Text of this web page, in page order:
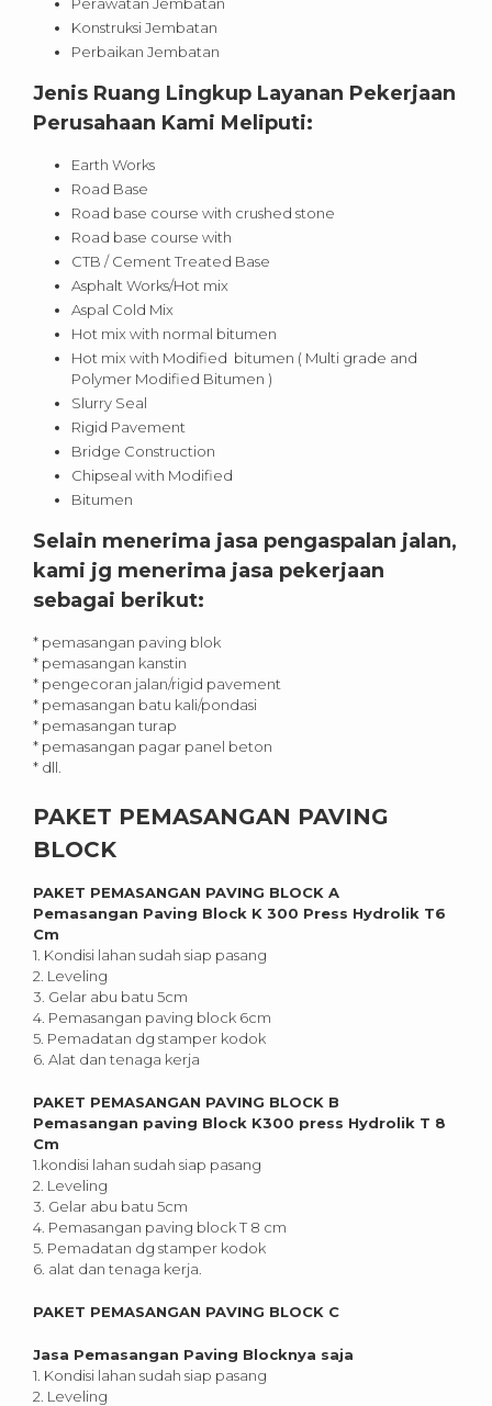
Konstruksi Jembatan
Perbaikan Jembatan
Jenis Ruang Lingkup Layanan Pekerjaan
Perusahaan Kami Meliputi:
Earth Works
Road Base
Road base course with crushed stone
Road base course with
CTB / Cement Treated Base
Asphalt Works/Hot mix
Aspal Cold Mix
Hot mix with normal bitumen
Hot mix with Modified bitumen ( Multi grade and
Polymer Modified Bitumen )
Slurry Seal
Rigid Pavement
Bridge Construction
Chipseal with Modified
Bitumen
Selain menerima jasa pengaspalan jalan,
kami jg menerima jasa pekerjaan
sebagai berikut:
* pemasangan paving blok
* pemasangan kanstin
* pengecoran jalan/rigid pavement
* pemasangan batu kali/pondasi
* pemasangan turap
* pemasangan pagar panel beton
* dll.
PAKET PEMASANGAN PAVING
BLOCK
PAKET PEMASANGAN PAVING BLOCK A
Pemasangan Paving Block K 300 Press Hydrolik T6
Cm
1. Kondisi lahan sudah siap pasang
2. Leveling
3. Gelar abu batu 5cm
4. Pemasangan paving block 6cm
5. Pemadatan dg stamper kodok
6. Alat dan tenaga kerja
PAKET PEMASANGAN PAVING BLOCK B
Pemasangan paving Block K300 press Hydrolik T 8
Cm
1.kondisi lahan sudah siap pasang
2. Leveling
3. Gelar abu batu 5cm
4. Pemasangan paving block T 8 cm
5. Pemadatan dg stamper kodok
6. alat dan tenaga kerja.
PAKET PEMASANGAN PAVING BLOCK C
Jasa Pemasangan Paving Blocknya saja
1. Kondisi lahan sudah siap pasang
2. Leveling